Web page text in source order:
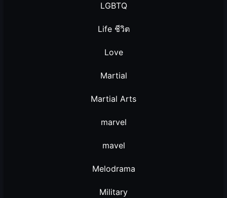
LGBTQ
Life ชีวิต
Love
Martial
Martial Arts
marvel
mavel
Melodrama
Military